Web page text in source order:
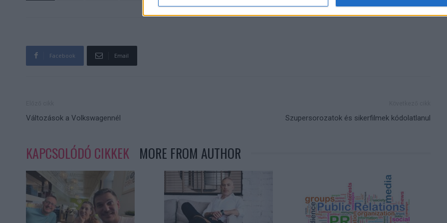
Facebook Email
Változások a Volkswagennél Szupersorozatok és sikerfilmek kódolatlanul
KAPCSOLÓDÓ CIKKEK MORE FROM AUTHOR